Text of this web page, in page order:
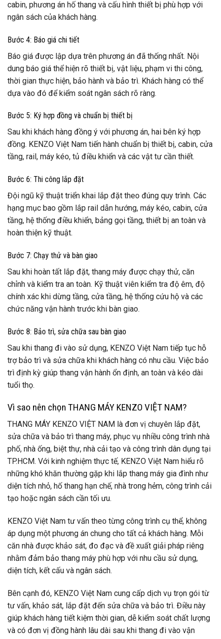
cabin, phương án hố thang và cấu hình thiết bị phù hợp với
ngân sách của khách hàng.
Bước 4: Báo giá chi tiết
Báo giá được lập dựa trên phương án đã thống nhất. Nội
dung báo giá thể hiện rõ thiết bị, vật liệu, phạm vi thi công,
thời gian thực hiện, bảo hành và bảo trì. Khách hàng có thể
dựa vào đó để kiểm soát ngân sách rõ ràng.
Bước 5: Ký hợp đồng và chuẩn bị thiết bị
Sau khi khách hàng đồng ý với phương án, hai bên ký hợp
đồng. KENZO Việt Nam tiến hành chuẩn bị thiết bị, cabin, cửa
tầng, rail, máy kéo, tủ điều khiển và các vật tư cần thiết.
Bước 6: Thi công lắp đặt
Đội ngũ kỹ thuật triển khai lắp đặt theo đúng quy trình. Các
hạng mục bao gồm lắp rail dẫn hướng, máy kéo, cabin, cửa
tầng, hệ thống điều khiển, bảng gọi tầng, thiết bị an toàn và
hoàn thiện kỹ thuật.
Bước 7: Chạy thử và bàn giao
Sau khi hoàn tất lắp đặt, thang máy được chạy thử, căn
chỉnh và kiểm tra an toàn. Kỹ thuật viên kiểm tra độ êm, độ
chính xác khi dừng tầng, cửa tầng, hệ thống cứu hộ và các
chức năng vận hành trước khi bàn giao.
Bước 8: Bảo trì, sửa chữa sau bàn giao
Sau khi thang đi vào sử dụng, KENZO Việt Nam tiếp tục hỗ
trợ bảo trì và sửa chữa khi khách hàng có nhu cầu. Việc bảo
trì định kỳ giúp thang vận hành ổn định, an toàn và kéo dài
tuổi thọ.
Vì sao nên chọn THANG MÁY KENZO VIỆT NAM?
THANG MÁY KENZO VIỆT NAM là đơn vị chuyên lắp đặt,
sửa chữa và bảo trì thang máy, phục vụ nhiều công trình nhà
phố, nhà ống, biệt thự, nhà cải tạo và công trình dân dụng tại
TP.HCM. Với kinh nghiệm thực tế, KENZO Việt Nam hiểu rõ
những khó khăn thường gặp khi lắp thang máy gia đình như
diện tích nhỏ, hố thang hạn chế, nhà trong hẻm, công trình cải
tạo hoặc ngân sách cần tối ưu.
KENZO Việt Nam tư vấn theo từng công trình cụ thể, không
áp dụng một phương án chung cho tất cả khách hàng. Mỗi
căn nhà được khảo sát, đo đạc và đề xuất giải pháp riêng
nhằm đảm bảo thang máy phù hợp với nhu cầu sử dụng,
diện tích, kết cấu và ngân sách.
Bên cạnh đó, KENZO Việt Nam cung cấp dịch vụ trọn gói từ
tư vấn, khảo sát, lắp đặt đến sửa chữa và bảo trì. Điều này
giúp khách hàng tiết kiệm thời gian, dễ kiểm soát chất lượng
và có đơn vị đồng hành lâu dài sau khi thang đi vào vận